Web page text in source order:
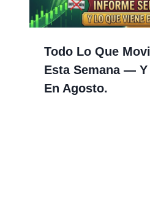
Todo Lo Que
Esta Semana —
En Agosto.